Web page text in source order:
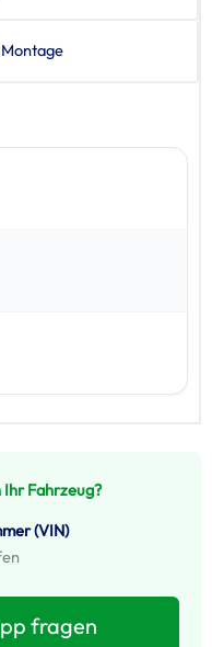
Ihr Fahrzeug?
(VIN)
fragen